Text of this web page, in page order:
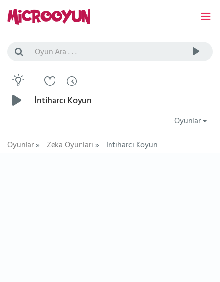
İntiharcı Koyun
Oyunlar
Oyunlar» Zeka Oyunları» İntiharcı Koyun